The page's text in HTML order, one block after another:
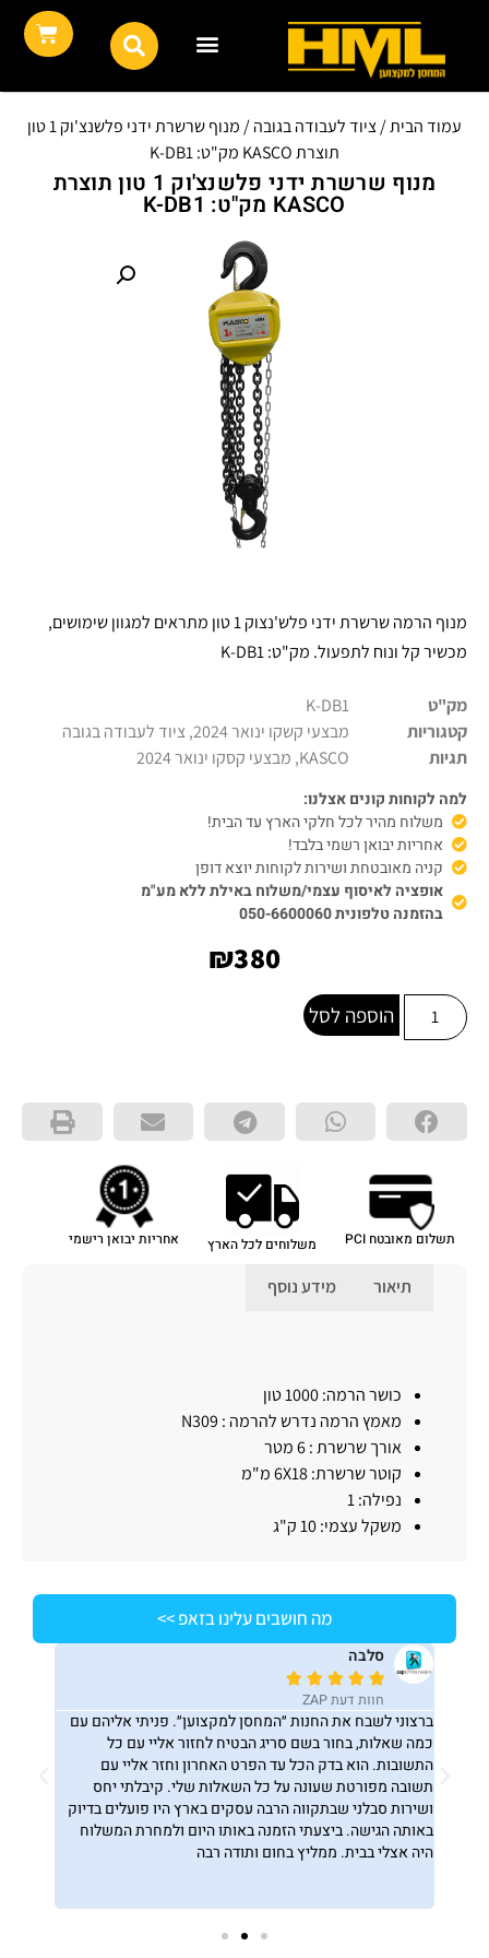
עמוד הבית/ציוד לעבודה בגובה
/ מנוף שרשרת ידני פלשנצ'וק 1 טון
תוצרת KASCO מק"ט: K-DB1
מנוף שרשרת ידני פלשנצ'וק 1 טון תוצרת
KASCO מק"ט: K-DB1
מנוף הרמה שרשרת ידני פלש'נצוק 1 טון מתראים למגוון שימושים,
מכשיר קל ונוח לתפעול. מק"ט: K-DB1
מק"ט
K-DB1
קטגוריות
מבצעי קשקו ינואר 2024 ,ציוד לעבודה בגובה
תגיות
KASCO
, מבצעי קסקו ינואר 2024
למה לקוחות קונים אצלנו:
משלוח מהיר לכל חלקי הארץ עד הבית!
אחריות יבואן רשמי בלבד!
קניה מאובטחת ושירות לקוחות יוצא דופן
אופציה לאיסוף עצמי/משלוח באילת ללא מע"מ
בהזמנה טלפונית 050-6600060
₪380
הוספה לסל
תשלום מאובטח PCI משלוחים לכל הארץ אחריות יבואן רישמי
תיאור מידע נוסף
כושר הרמה: 1000 טון
מאמץ הרמה נדרש להרמה : N309
אורך שרשרת : 6 מטר
קוטר שרשרת: 6X18 מ"מ
נפילה: 1
משקל עצמי: 10 ק"ג
מה חושבים עלינו בזאפ >>
סלבה





חוות דעת ZAP
ברצוני לשבח את החנות ״המחסן למקצוען״. פניתי אליהם עם
כמה שאלות, בחור בשם סריג הבטיח לחזור אליי עם כל
התשובות. הוא בדק הכל עד הפרט האחרון וחזר אליי עם
תשובה מפורטת שעונה על כל השאלות שלי. קיבלתי יחס
ושירות סבלני שבתקווה הרבה עסקים בארץ היו פועלים בדיוק
באותה הגישה. ביצעתי הזמנה באותו היום ולמחרת המשלוח
היה אצלי בבית. ממליץ בחום ותודה רבה